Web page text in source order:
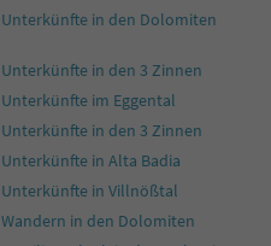
Unterkünfte in den Dolomiten
Unterkünfte in den 3 Zinnen
Unterkünfte im Eggental
Unterkünfte in den 3 Zinnen
Unterkünfte in Alta Badia
Unterkünfte in Villnößtal
Wandern in den Dolomiten